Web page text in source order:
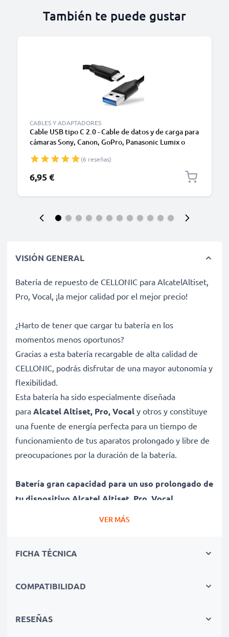
También te puede gustar
CABLES Y ADAPTADORES
Cable USB tipo C 2.0 - Cable de datos y de carga para
cámaras Sony, Canon, GoPro, Panasonic Lumix o
cargador USB tipo C(6 reseñas)
6,95 €
VISIÓN GENERAL
Batería de repuesto de CELLONIC para AlcatelAltiset,
Pro, Vocal, ¡la mejor calidad por el mejor precio!
¿Harto de tener que cargar tu batería en los
momentos menos oportunos?
Gracias a esta batería recargable de alta calidad de
CELLONIC, podrás disfrutar de una mayor autonomía y
flexibilidad.
Esta batería ha sido especialmente diseñada
para Alcatel Altiset, Pro, Vocal y otros y constituye
una fuente de energía perfecta para un tiempo de
funcionamiento de tus aparatos prolongado y libre de
preocupaciones por la duración de la batería.
Batería gran capacidad para un uso prolongado de
tu dispositivo Alcatel Altiset, Pro, Vocal
✔ Batería recargable con gran capacidad 600mAh y
incluso después de un uso prolongado - Tecnología
✔ Seguridad certificada - Protección contra el
para una larga vida útil
VER MÁS
FICHA TÉCNICA
COMPATIBILIDAD
RESEÑAS